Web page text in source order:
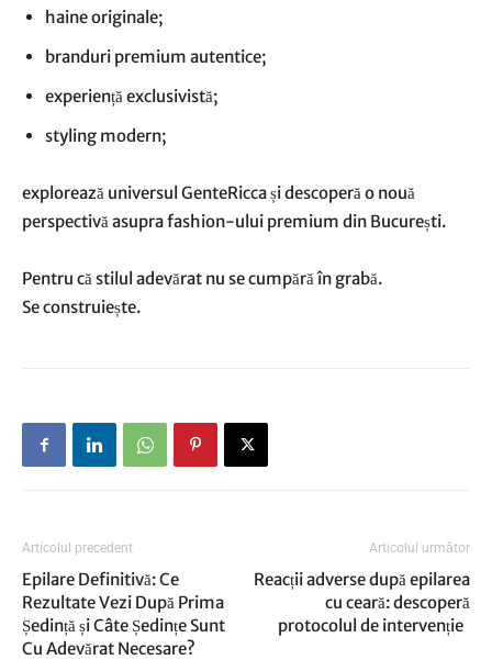
haine originale;
branduri premium autentice;
experiență exclusivistă;
styling modern;
explorează universul GenteRicca și descoperă o nouă
perspectivă asupra fashion-ului premium din București.
Pentru că stilul adevărat nu se cumpără în grabă.
Se construiește.
Articolul precedent
Epilare Definitivă: Ce
Rezultate Vezi După Prima
Ședință și Câte Ședințe Sunt
Cu Adevărat Necesare?
Articolul următor
Reacții adverse după epilarea
cu ceară: descoperă
protocolul de intervenție